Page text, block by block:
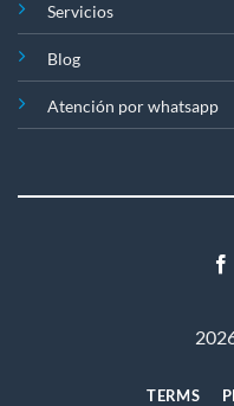
Servicios
Blog
Atención por whatsapp
TERMS